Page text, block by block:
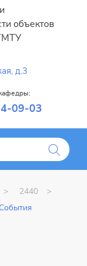
объектов
д.3
09-03
2440
События